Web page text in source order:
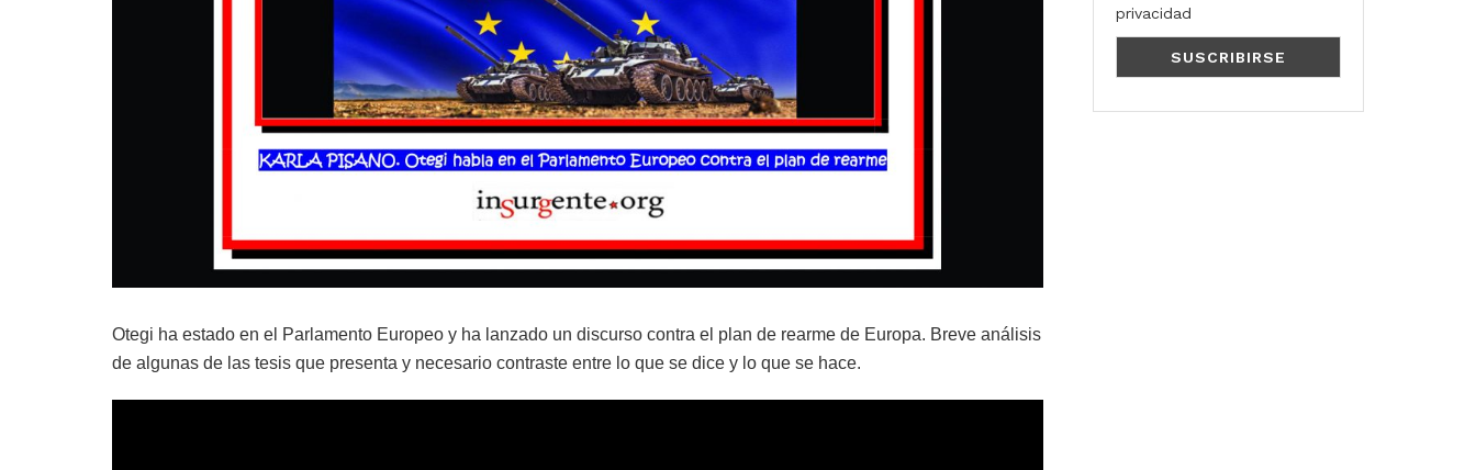
Otegi ha estado en el Parlamento Europeo y ha lanzado un discurso contra el plan de rearme de Europa. Breve análisis
de algunas de las tesis que presenta y necesario contraste entre lo que se dice y lo que se hace.
privacidad